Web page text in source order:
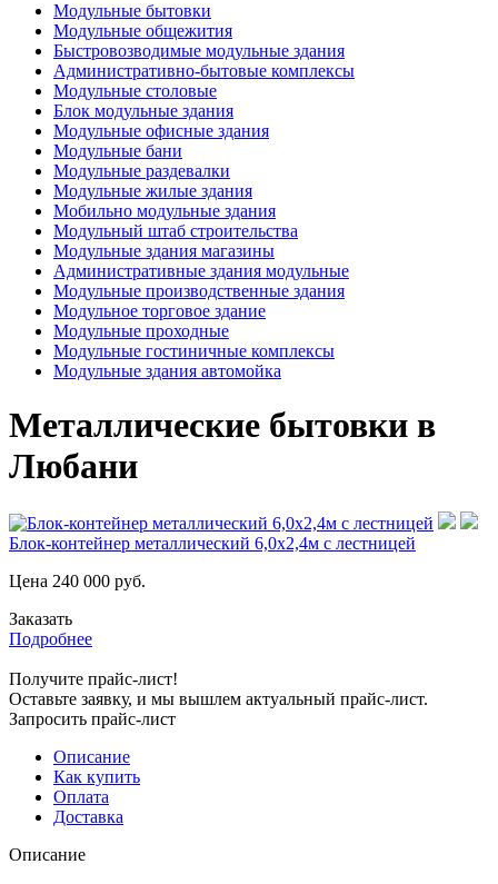
Модульные бытовки
Модульные общежития
Быстровозводимые модульные здания
Административно-бытовые комплексы
Модульные столовые
Блок модульные здания
Модульные офисные здания
Модульные бани
Модульные раздевалки
Модульные жилые здания
Мобильно модульные здания
Модульный штаб строительства
Модульные здания магазины
Административные здания модульные
Модульные производственные здания
Модульное торговое здание
Модульные проходные
Модульные гостиничные комплексы
Модульные здания автомойка
Металлические бытовки в
Любани
Блок-контейнер металлический 6,0х2,4м с лестницей
Цена 240 000 руб.
Заказать
Подробнее
Получите прайс-лист!
Оставьте заявку, и мы вышлем актуальный прайс-лист.
Запросить прайс-лист
Описание
Как купить
Оплата
Доставка
Описание